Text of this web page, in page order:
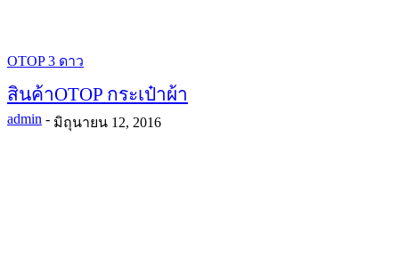
OTOP 3 ดาว
สินค้าOTOP กระเป๋าผ้า
admin - มิถุนายน 12, 2016